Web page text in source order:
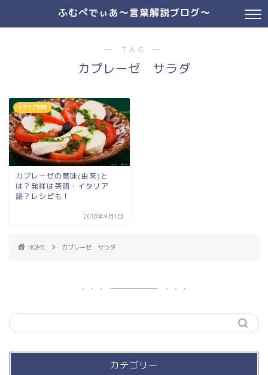
ふむぺでぃあ～言葉解説ブログ～
― TAG ―
カプレーゼ サラダ
イタリア料理
カプレーゼの意味(由来)と
は？発祥は英語・イタリア
語？レシピも！
2018年9月1日
HOME カプレーゼ サラダ
カテゴリー